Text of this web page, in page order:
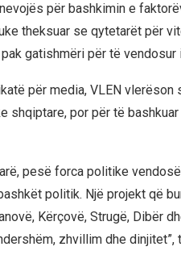
për bashkimin e
theksuar se qytetarët për
gatishmëri për të
për media, VLEN
shqiptare, por për të
pesë forca politike
politik. Një projekt që
Kërçovë, Strugë, Dibër
zhvillim dhe dinjitet”,